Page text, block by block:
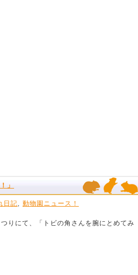
」
日記 動物園ニュース！
りにて、「トビの角さんを腕にとめてみ